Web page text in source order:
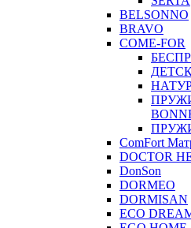
BELSONNO
BRAVO
COME-FOR
ComFort
DOCTOR
DonSon
DORMEO
DORMISAN
ECO